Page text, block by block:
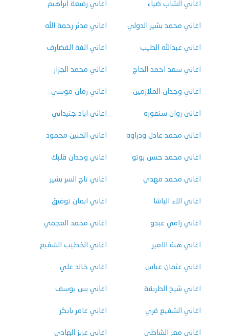
اغاني الشاب ضياء اغاني رفيعة ابراهيم
اغاني محمد بشير الدولي اغاني مدثر رحمة الله
اغاني عبدالله الطيب اغاني الفة القضارف
اغاني سعد احمد الحاج اغاني محمد الجزار
اغاني وجدان الملازمين اغاني رمان موسي
اغاني روان سنفوره اغاني اياد جنيدابي
اغاني محمد عادل ودراوه اغاني الحنين محمود
اغاني محمد حسن بوتو اغاني وجدان قلبك
اغاني محمد مهدي اغاني تاج السر بشير
اغاني الاء الباشا اغاني ايمان توفيق
اغاني رامي عبدو اغاني محمد العجمي
اغاني هبة الامير اغاني الخطيب الشفيع
اغاني عثمان عباس اغاني خالد علي
اغاني شيخ الطريقة اغاني يس يوسف
اغاني الشفيع قري اغاني عامر بابكر
اغاني معز الشاطي اغاني عزيز الهادي